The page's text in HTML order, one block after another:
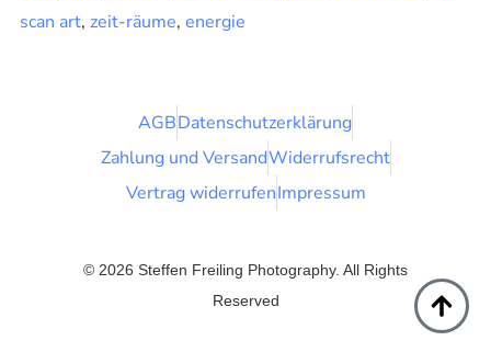
scan art, zeit-räume, energie
AGBDatenschutzerklärung
Zahlung und VersandWiderrufsrecht
Vertrag widerrufenImpressum
© 2026 Steffen Freiling Photography. All Rights
Reserved